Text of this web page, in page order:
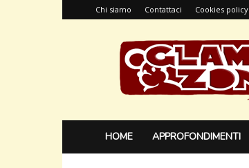
Chi siamo Contattaci Cookies policy
Glamazonia,
il
blog
HOME APPROFONDIMENTI